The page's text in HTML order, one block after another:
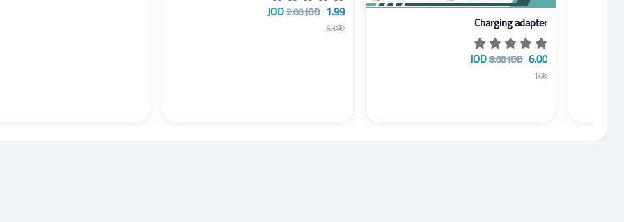
عرض تفاصيل Charging adapter
Charging adapter
6.00 JOD
8.00 JOD
1
1.99 JOD
2.00 JOD
63